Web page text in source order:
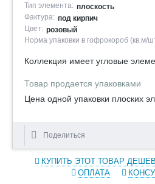
Тип элемента: плоскость
Фактура: под кирпич
Цвет: розовый
Норма упаковки в гофрокороб (кв.м/
Коллекция имеет угловые
Товар продается упаковками
Цена одной упаковки плоских
Поделиться
КУПИТЬ ЭТОТ ТОВАР
ОПЛАТА